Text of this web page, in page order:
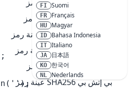
FI Suomi
FR Français
HU Magyar
ID Bahasa Indonesia
IT Italiano
JA 日本語
KO 한국어
NL Nederlands
PL Polski
عينة رمز SHA256 جافا سكريبت
عينة رمز SHA256 بي إتش بي